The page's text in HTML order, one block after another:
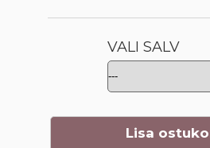
VALI SALV
Lisa